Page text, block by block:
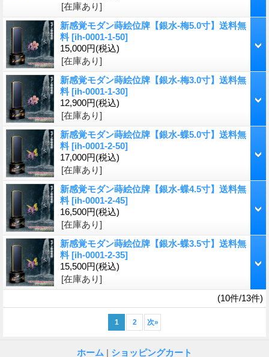
[在庫あり]
新感覚モダン蒔絵位牌【銀水-梅5.0寸】送料無
料 [ih-0001-1-50]
15,000円(税込)
[在庫あり]
新感覚モダン蒔絵位牌【銀水-梅3.0寸】送料無
料 [ih-0001-1-30]
12,900円(税込)
[在庫あり]
新感覚モダン蒔絵位牌【銀水-蝶5.0寸】送料無
料 [ih-0001-2-50]
17,000円(税込)
[在庫あり]
新感覚モダン蒔絵位牌【銀水-蝶4.5寸】送料無
料 [ih-0001-2-45]
16,500円(税込)
[在庫あり]
新感覚モダン蒔絵位牌【銀水-蝶3.5寸】送料無
料 [ih-0001-2-35]
15,500円(税込)
[在庫あり]
(10件/13件)
1 2 次»
ホーム | ショッピングカート